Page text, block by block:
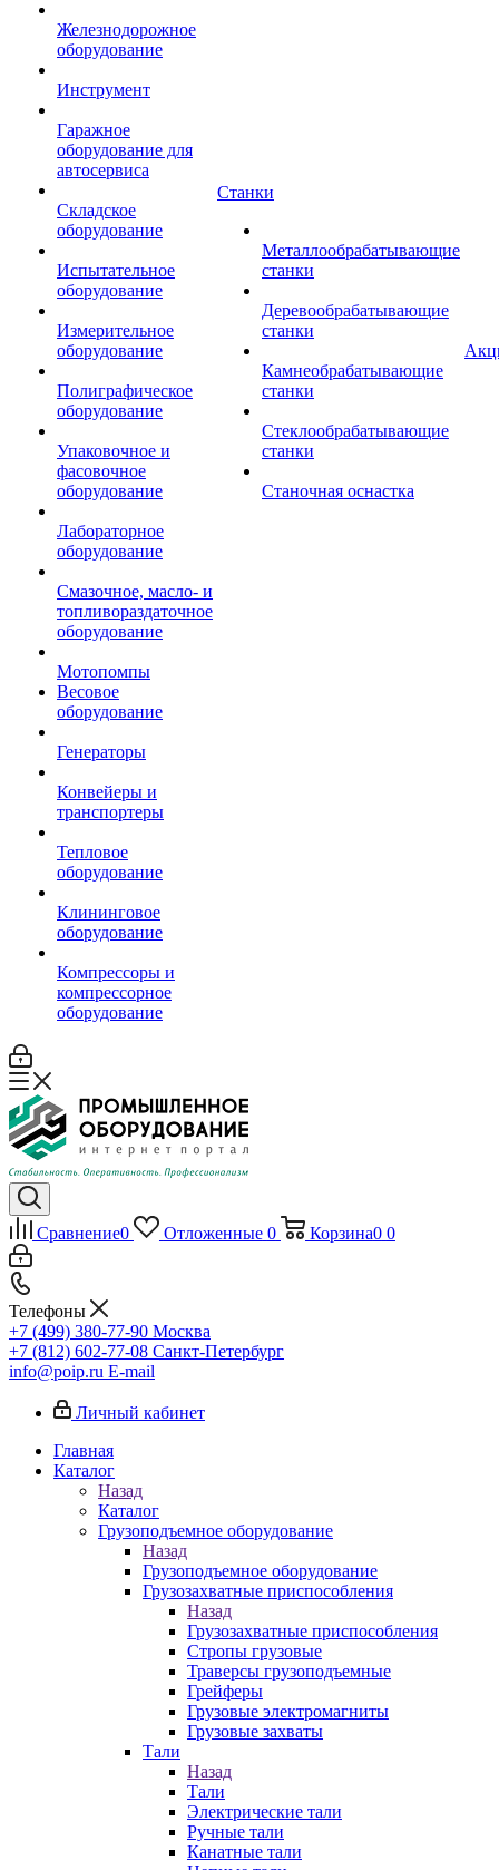
Железнодорожное
оборудование
Инструмент
Гаражное
оборудование для
автосервиса
Складское
оборудование
Испытательное
оборудование
Измерительное
оборудование
Полиграфическое
оборудование
Упаковочное и
фасовочное
оборудование
Лабораторное
оборудование
Смазочное, масло- и
топливораздаточное
оборудование
Мотопомпы
Весовое
оборудование
Генераторы
Конвейеры и
транспортеры
Тепловое
оборудование
Клининговое
оборудование
Компрессоры и
компрессорное
оборудование
Станки
Металлообрабатывающие
станки
Деревообрабатывающие
станки
Камнеобрабатывающие
станки
Стеклообрабатывающие
станки
Станочная оснастка
Сравнение0 Отложенные 0 Корзина0 0
Телефоны
+7 (499) 380-77-90 Москва
+7 (812) 602-77-08 Санкт-Петербург
info@poip.ru E-mail
Личный кабинет
Главная
Каталог
Назад
Каталог
Грузоподъемное оборудование
Назад
Грузоподъемное оборудование
Грузозахватные приспособления
Назад
Грузозахватные приспособления
Стропы грузовые
Траверсы грузоподъемные
Грейферы
Грузовые электромагниты
Грузовые захваты
Тали
Назад
Тали
Электрические тали
Ручные тали
Канатные тали